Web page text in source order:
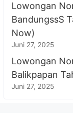
Lowongan
BandungssS
Now)
Juni 27, 2025
Lowongan
Balikpapan
Juni 27, 2025